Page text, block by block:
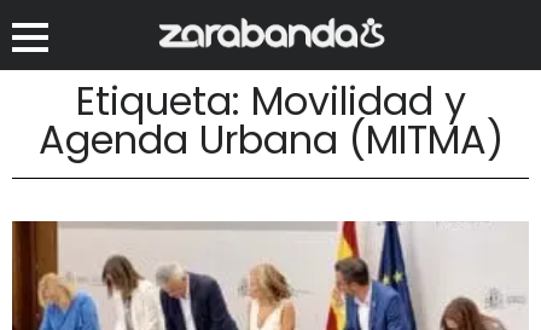
Etiqueta: Movilidad y
Agenda Urbana (MITMA)